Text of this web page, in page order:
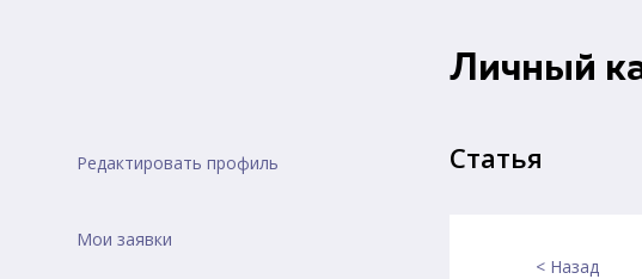
Редактировать профиль
Мои заявки
Личный
Статья
< Назад